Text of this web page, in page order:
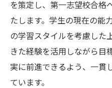
を策定し、第一志望校合格
たします。学生の現在の能
の学習スタイルを考慮した
きた経験を活用しながら目
実に前進できるよう、一貫
ています。